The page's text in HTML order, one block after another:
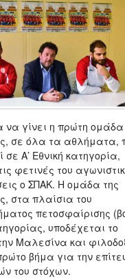
γίνει η πρώτη ομάδα
σε όλα τα αθλήματα,
σε Α’ Εθνική κατηγορία,
φετινές του
ο ΣΠΑΚ. Η ομάδα της
στα πλαίσια του
πετοσφαίρισης
υποδέχεται το
Μαλεσίνα και
βήμα για την
του στόχων.